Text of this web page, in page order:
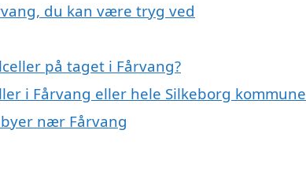
du kan være tryg ved
på taget i Fårvang?
i Fårvang eller hele Silkeborg kommune
nær Fårvang